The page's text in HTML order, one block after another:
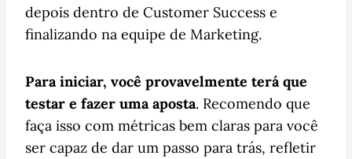
depois dentro de Customer Success e
finalizando na equipe de Marketing.
Para iniciar, você provavelmente terá que
testar e fazer uma aposta. Recomendo que
faça isso com métricas bem claras para você
ser capaz de dar um passo para trás, refletir